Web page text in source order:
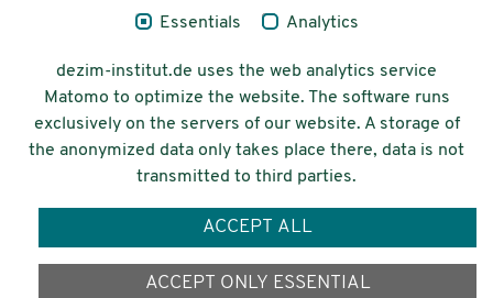
© 2026 Deutsches Zentrum für
Integrations-
und Migrationsforschung DeZIM e.V.
Essentials Analytics
dezim-institut.de uses the web analytics service
Matomo to optimize the website. The software runs
exclusively on the servers of our website. A storage of
the anonymized data only takes place there, data is not
transmitted to third parties.
ACCEPT ALL
ACCEPT ONLY ESSENTIAL